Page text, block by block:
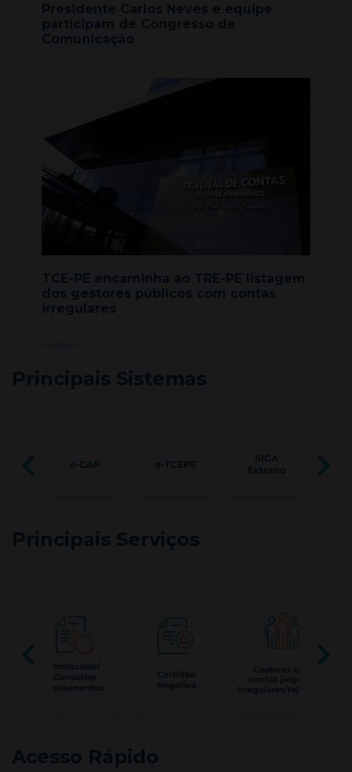
Presidente Carlos Neves e equipe
participam de Congresso de
Comunicação
TCE-PE encaminha ao TRE-PE listagem
dos gestores públicos com contas
irregulares
Principais Sistemas
Principais Serviços
Acesso Rápido